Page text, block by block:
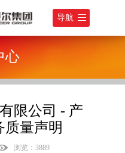
导航
心
限公司 - 产
质量声明
浏览：3889